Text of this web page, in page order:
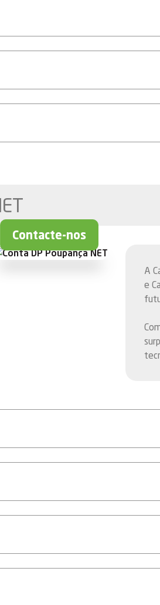
Contacte-nos
A
e